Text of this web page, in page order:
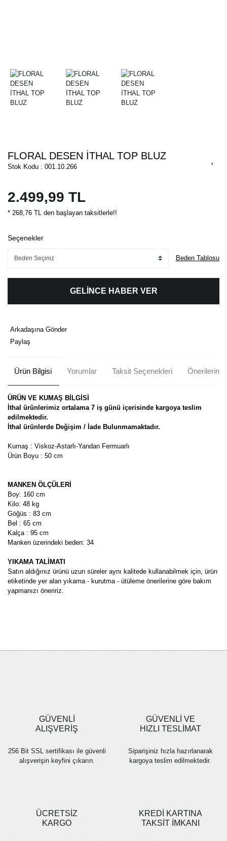
FLORAL DESEN İTHAL TOP BLUZ
Stok Kodu : 001.10.266
2.499,99 TL
* 268,76 TL den başlayan taksitlerle!!
Seçenekler
Beden Tablosu
GELİNCE HABER VER
Arkadaşına Gönder
Paylaş
Ürün Bilgisi Yorumlar Taksit Seçenekleri Önerileriniz
ÜRÜN VE KUMAŞ BİLGİSİ
İthal ürünlerimiz ortalama 7 iş günü içerisinde kargoya teslim
edilmektedir.
İthal ürünlerde Değişim / İade Bulunmamaktadır.
Kumaş : Viskoz-Astarlı-Yandan Fermuarlı
Ürün Boyu : 50 cm
MANKEN ÖLÇÜLERİ
Boy: 160 cm
Kilo: 48 kg
Göğüs : 83 cm
Bel : 65 cm
Kalça : 95 cm
Manken üzerindeki beden: 34
YIKAMA TALİMATI
Satın aldığınız ürünü uzun süreler aynı kalitede kullanabilmek için, ürün
etiketinde yer alan yıkama - kurutma - ütüleme önerilerine göre bakım
yapmanızı öneririz.
Ürün fiyatı diğer sitelerden daha pahalı.
Bu ürüne benzer farklı alternatifler olmalı.
GÜVENLİ
ALIŞVERİŞ
256 Bit SSL sertifikası ile güvenli
alışverişin keyfini çıkarın.
GÜVENLİ VE
HIZLI TESLİMAT
Siparişiniz hızla hazırlanarak
kargoya teslim edilmektedir.
ÜCRETSİZ
KARGO
KREDİ KARTINA
TAKSİT İMKANI